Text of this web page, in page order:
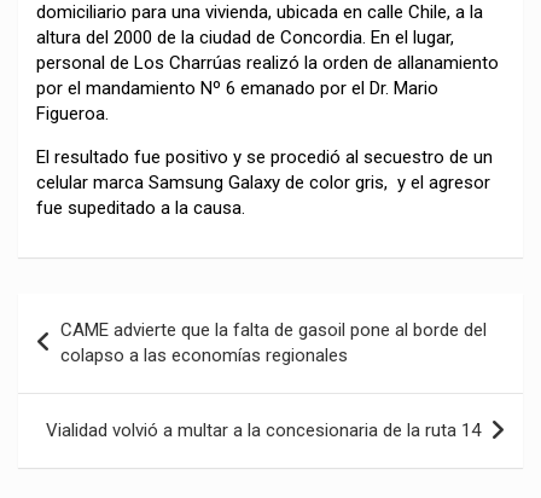
domiciliario para una vivienda, ubicada en calle Chile, a la
altura del 2000 de la ciudad de Concordia. En el lugar,
personal de Los Charrúas realizó la orden de allanamiento
por el mandamiento Nº 6 emanado por el Dr. Mario
Figueroa.
El resultado fue positivo y se procedió al secuestro de un
celular marca Samsung Galaxy de color gris, y el agresor
fue supeditado a la causa.
de
entradas
CAME advierte que la falta de gasoil pone al borde del
colapso a las economías regionales
Vialidad volvió a multar a la concesionaria de la ruta 14